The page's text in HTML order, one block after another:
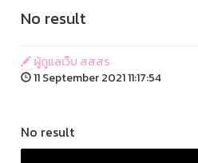
No result
ผู้ดูแลเว็บ สสสร
11 September 2021 11:17:54
No result